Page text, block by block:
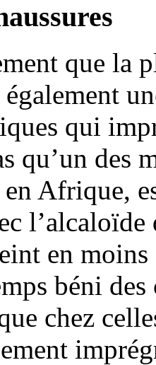
que la
également
qui
qu’un des
Afrique,
en
béni
chez